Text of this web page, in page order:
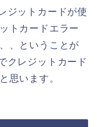
ジットカードが使
トカードエラー
、ということが
クレジットカード
思います。